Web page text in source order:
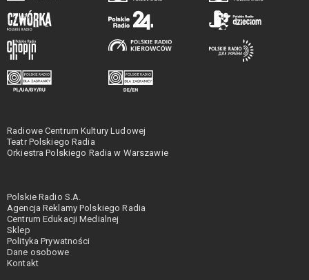
Radiowe Centrum Kultury Ludowej
Teatr Polskiego Radia
Orkiestra Polskiego Radia w Warszawie
Polskie Radio S.A.
Agencja Reklamy Polskiego Radia
Centrum Edukacji Medialnej
Sklep
Polityka Prywatności
Dane osobowe
Kontakt